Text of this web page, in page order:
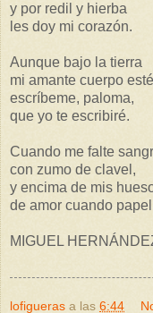
y por redil y hierba
les doy mi corazón.
Aunque bajo la tierra
mi amante cuerpo
escríbeme, paloma,
que yo te escribiré.
Cuando me falte
con zumo de clavel,
y encima de mis
de amor cuando
MIGUEL
lofigueras a las 6:44